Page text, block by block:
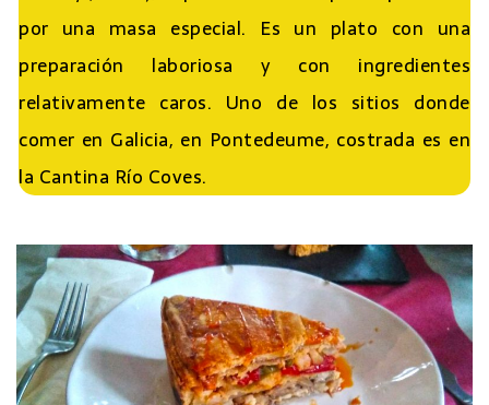
por una masa especial. Es un plato con una
preparación laboriosa y con ingredientes
relativamente caros. Uno de los sitios donde
comer en Galicia, en Pontedeume, costrada es en
la Cantina Río Coves.